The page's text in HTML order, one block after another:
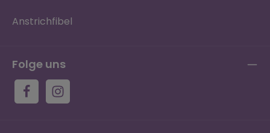
Anstrichfibel
Folge uns